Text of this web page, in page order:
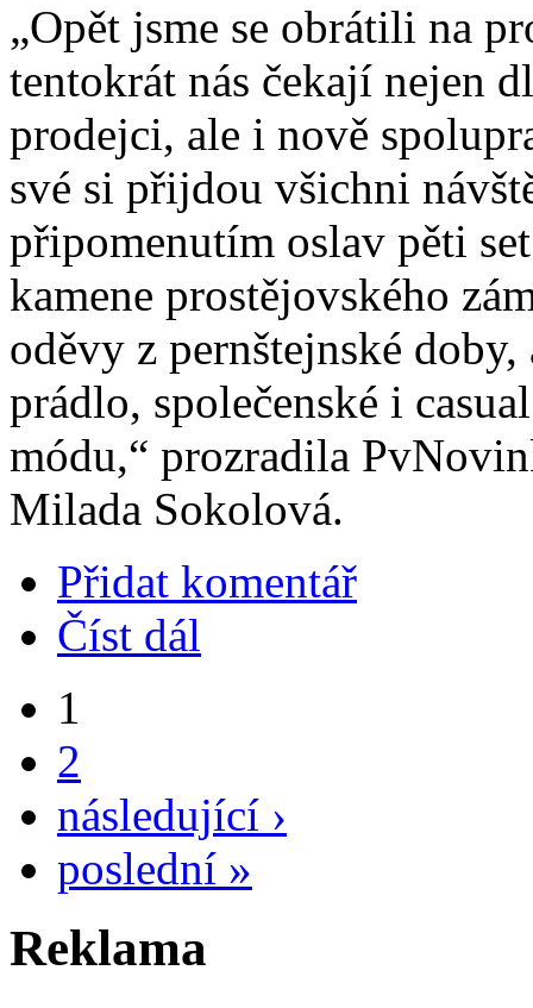
„Opět jsme se obrátili na
tentokrát nás čekají nejen
prodejci, ale i nově
své si přijdou všichni
připomenutím oslav pěti
kamene prostějovského
oděvy z pernštejnské
prádlo, společenské i
módu,“ prozradila
Milada Sokolová.
Přidat komentář
Číst dál
1
2
následující ›
poslední »
Reklama